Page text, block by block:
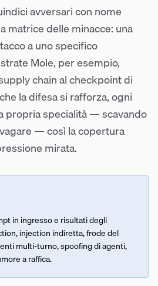
avversari con nome
matrice delle minacce: una
a uno specifico
Mole, per esempio,
chain al checkpoint di
la difesa si rafforza, ogni
propria specialità — scavando
— così la copertura
mirata.
in ingresso e risultati degli
injection indiretta, frode del
multi-turno, spoofing di agenti,
a raffica.